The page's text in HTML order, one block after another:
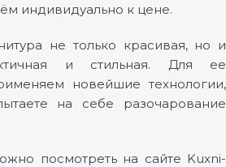
индивидуально к цене.
не только красивая, но и
и стильная. Для ее
новейшие технологии,
на себе разочарование
посмотреть на сайте Kuxni-